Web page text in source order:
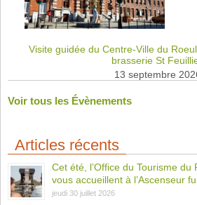
Visite guidée du Centre-Ville du
brasserie St
13 septembre
Voir tous les Évènements
Articles récents
Cet été, l’Office du Tourisme
vous accueillent à l’Ascenseur
jeudi 30 juillet 2026